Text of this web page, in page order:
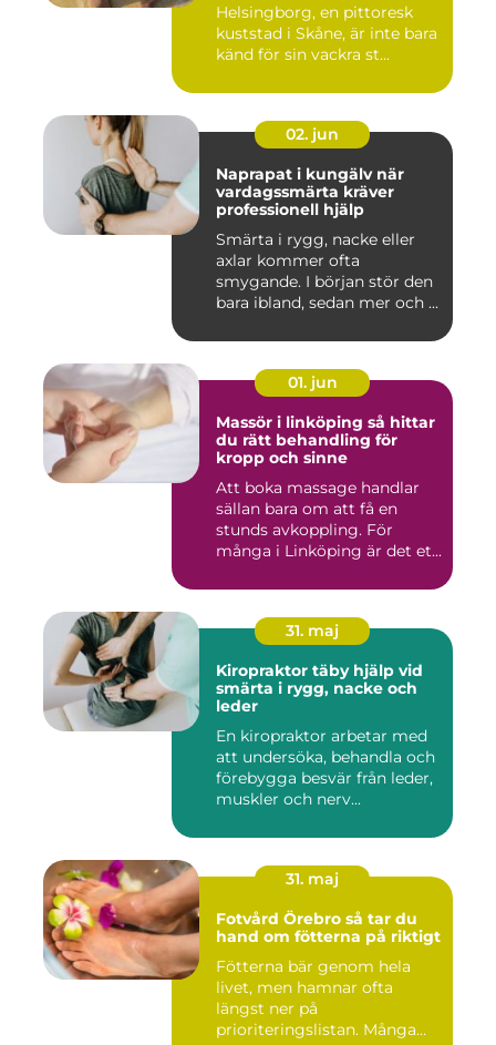
Helsingborg, en pittoresk
kuststad i Skåne, är inte bara
känd för sin vackra st...
02. jun
Naprapat i kungälv när
vardagssmärta kräver
professionell hjälp
Smärta i rygg, nacke eller
axlar kommer ofta
smygande. I början stör den
bara ibland, sedan mer och ...
01. jun
Massör i linköping så hittar
du rätt behandling för
kropp och sinne
Att boka massage handlar
sällan bara om att få en
stunds avkoppling. För
många i Linköping är det et...
31. maj
Kiropraktor täby hjälp vid
smärta i rygg, nacke och
leder
En kiropraktor arbetar med
att undersöka, behandla och
förebygga besvär från leder,
muskler och nerv...
31. maj
Fotvård Örebro så tar du
hand om fötterna på riktigt
Fötterna bär genom hela
livet, men hamnar ofta
längst ner på
prioriteringslistan. Många